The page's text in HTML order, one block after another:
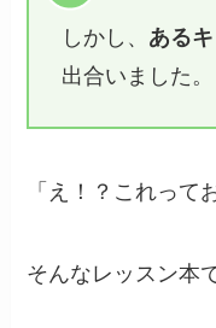
しかし、 ある
出合いました。
「え！？これって
そんなレッスン本